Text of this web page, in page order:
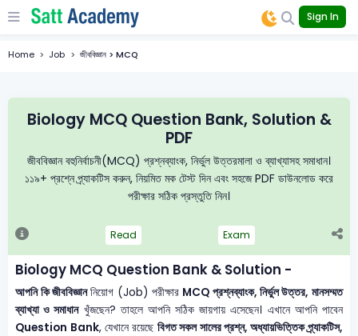
Sign In
Home Job জীববিজ্ঞান > MCQ
Biology MCQ Question Bank, Solution &
PDF
জীববিজ্ঞান বহুনির্বাচনী(MCQ) প্রশ্নব্যাংক, নির্ভুল উত্তরমালা ও ব্যাখ্যাসহ সমাধান।
১১৯+ প্রশ্নে প্র্যাকটিস করুন, নিয়মিত মক টেস্ট দিন এবং সহজে PDF ডাউনলোড করে
পরীক্ষার সঠিক প্রস্তুতি নিন।
Read Exam
Biology MCQ Question Bank & Solution -
আপনি কি জীববিজ্ঞাননিয়োগ (Job) পরীক্ষার MCQ প্রশ্নব্যাংক, নির্ভুল উত্তর, মানসম্মত
ব্যাখ্যা ও সমাধানখুঁজছেন? তাহলে আপনি সঠিক জায়গায় এসেছেন। এখানে আপনি পাবেন
Question Bank, যেখানে রয়েছে বিগত সকল সালের প্রশ্ন, অধ্যায়ভিত্তিক প্র্যাকটিস,